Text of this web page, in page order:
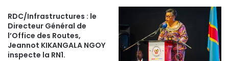
RDC/Infrastructures : le
Directeur Général de
l’Office des Routes,
Jeannot KIKANGALA NGOY
inspecte la RN1.